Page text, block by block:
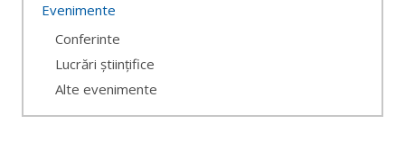
Evenimente
Conferinte
Lucrări științifice
Alte evenimente